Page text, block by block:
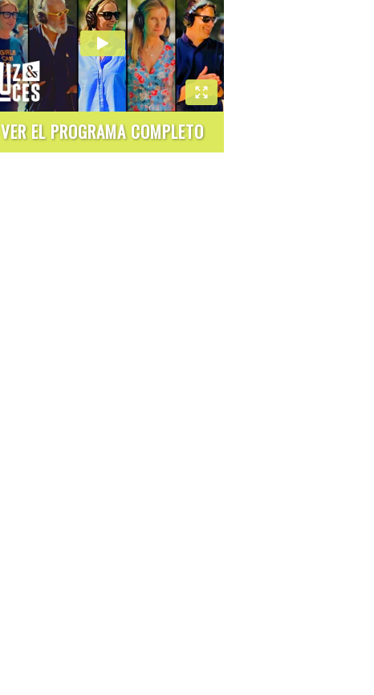
VER EL PROGRAMA COMPLETO